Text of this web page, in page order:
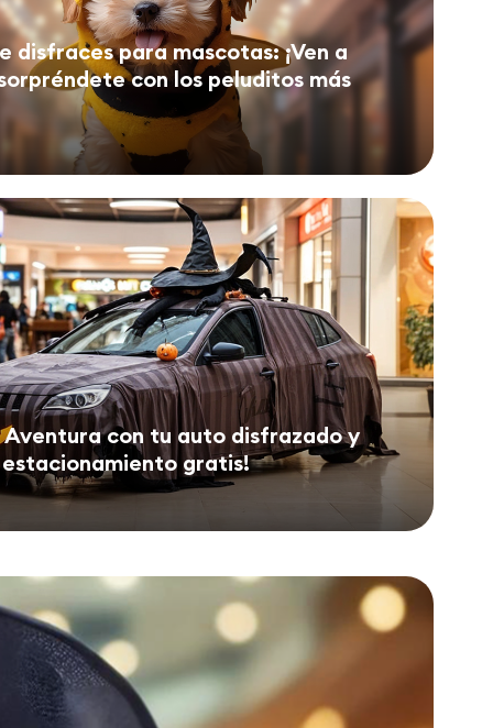
disfraces para mascotas: ¡Ven a
con los peluditos más
Aventura con tu auto disfrazado y
gratis!